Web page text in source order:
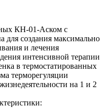
КН-01-Аском с
для создания максимально
и лечения
интенсивной терапии
в термостатированных
терморегуляции
на 1 и 2